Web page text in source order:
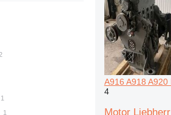
A916 A918
4
Motor